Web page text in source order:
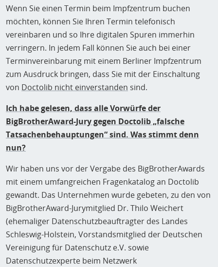
Wenn Sie einen Termin beim Impfzentrum buchen
möchten, können Sie Ihren Termin telefonisch
vereinbaren und so Ihre digitalen Spuren immerhin
verringern. In jedem Fall können Sie auch bei einer
Terminvereinbarung mit einem Berliner Impfzentrum
zum Ausdruck bringen, dass Sie mit der Einschaltung
von Doctolib nicht einverstanden sind.
Ich habe gelesen, dass alle Vorwürfe der
BigBrotherAward-Jury gegen Doctolib „falsche
Tatsachenbehauptungen“ sind. Was stimmt denn
nun?
Wir haben uns vor der Vergabe des BigBrotherAwards
mit einem umfangreichen Fragenkatalog an Doctolib
gewandt. Das Unternehmen wurde gebeten, zu den von
BigBrotherAward-Jurymitglied Dr. Thilo Weichert
(ehemaliger Datenschutzbeauftragter des Landes
Schleswig-Holstein, Vorstandsmitglied der Deutschen
Vereinigung für Datenschutz e.V. sowie
Datenschutzexperte beim Netzwerk